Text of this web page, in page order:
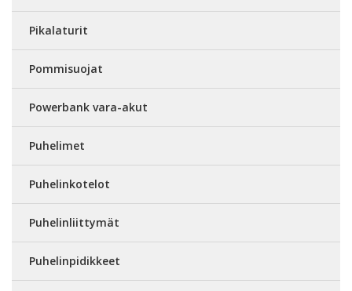
Pikalaturit
Pommisuojat
Powerbank vara-akut
Puhelimet
Puhelinkotelot
Puhelinliittymät
Puhelinpidikkeet